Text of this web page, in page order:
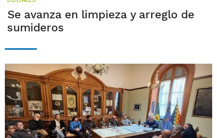
Se avanza en limpieza y arreglo de
sumideros